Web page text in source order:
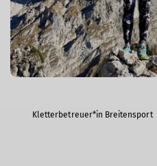
Kletterbetreuer*in Breitensport